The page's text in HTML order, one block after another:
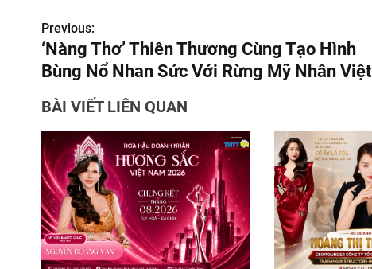
Đ
i
ề
u
h
ư
ớ
n
g
Previous:
‘Nàng Thơ’ Thiên Thương Cùng Tạo Hình
Bùng Nổ Nhan Sức Với Rừng Mỹ Nhân Việt
BÀI VIẾT LIÊN QUAN